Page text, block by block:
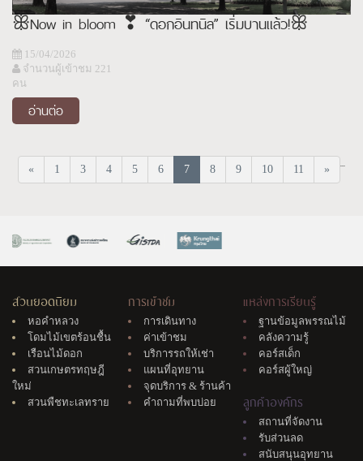
ꕥNow in bloom ❣︎ “ดอกอินทนิล” เริ่มบานแล้ว!ꕥ
15/04/2026
จำนวนผู้เข้าชม 221
คน
อ่านต่อ
« 1 ...
3 4 5 6 7 8 9 10 11 »
สวนยอดนิยม
หอคำหลวง
โดมไม้เขตร้อนชื้น
เรือนไม้ดอก
สวนเกษตรทฤษฎี
ใหม่
สวนพืชทะเลทราย
การเข้าชม
การเดินทาง
ค่าเข้าชม
บริการรถให้เช่า
แผนที่อุทยาน
จุดบริการ & ร้านค้า
คำถามที่พบบ่อย
แหล่งการเรียนรู้
ฐานข้อมูลพรรณไม้
คลังความรู้
คอร์สเด็ก
คอร์สผู้ใหญ่
ลูกค้าองค์กร
สถานที่จัดงาน
รับส่วนลด
สนับสนุนอุทยาน